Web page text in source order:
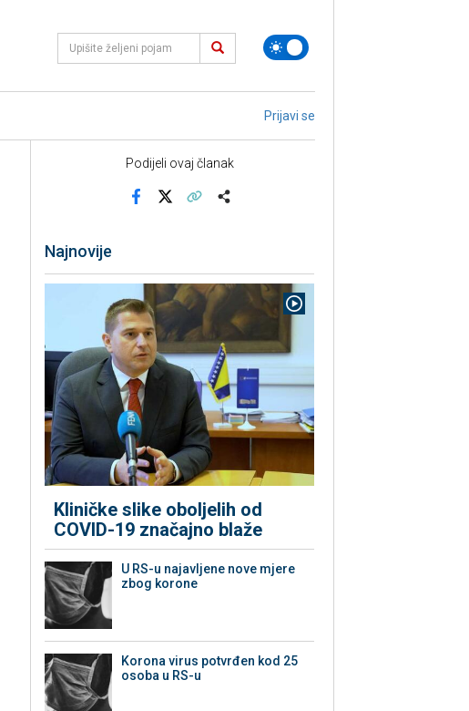
Prijavi se
Podijeli ovaj članak
Najnovije
Kliničke slike oboljelih od
COVID-19 značajno blaže
U RS-u najavljene nove mjere
zbog korone
Korona virus potvrđen kod 25
osoba u RS-u